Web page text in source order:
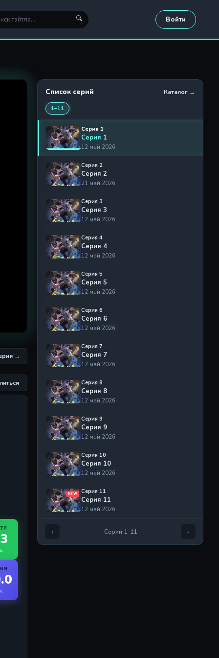
🔍 Войти
→
Список серий Каталог →
1–11
Серия 1
Серия 1
12 май 2026
Серия 2
Серия 2
21 май 2026
Серия 3
Серия 3
12 май 2026
Серия 4
Серия 4
12 май 2026
Серия 5
Серия 5
12 май 2026
Серия 6
Серия 6
12 май 2026
Серия 7
Серия 7
12 май 2026
Серия 8
Серия 8
12 май 2026
Серия 9
Серия 9
12 май 2026
Серия 10
Серия 10
12 май 2026
NEW Серия 11
Серия 11
12 май 2026
‹ Серии 1–11 ›